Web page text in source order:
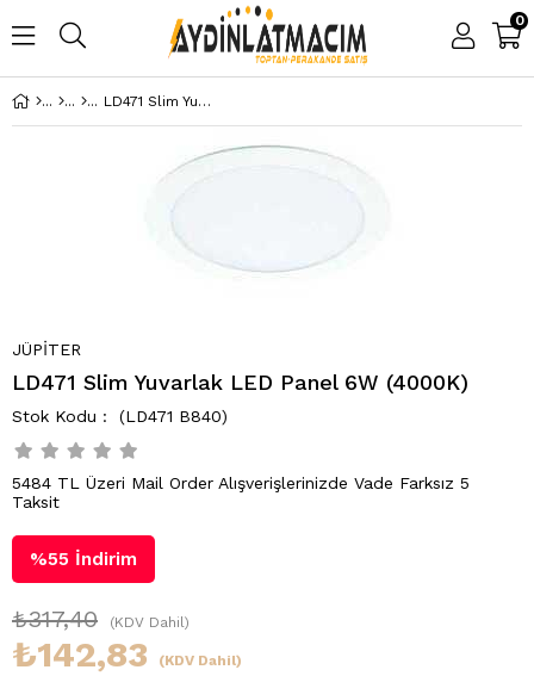
0
LD471 Slim Yuvarlak LED Panel 6W (4000K)
JÜPİTER
LD471 Slim Yuvarlak LED Panel 6W (4000K)
(LD471 B840)
5484 TL Üzeri Mail Order Alışverişlerinizde Vade Farksız 5
Taksit
%55 İndirim
₺317,40 (KDV Dahil)
₺142,83 (KDV Dahil)